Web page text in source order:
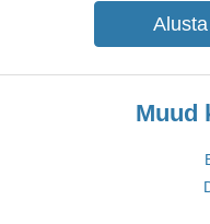
Muud